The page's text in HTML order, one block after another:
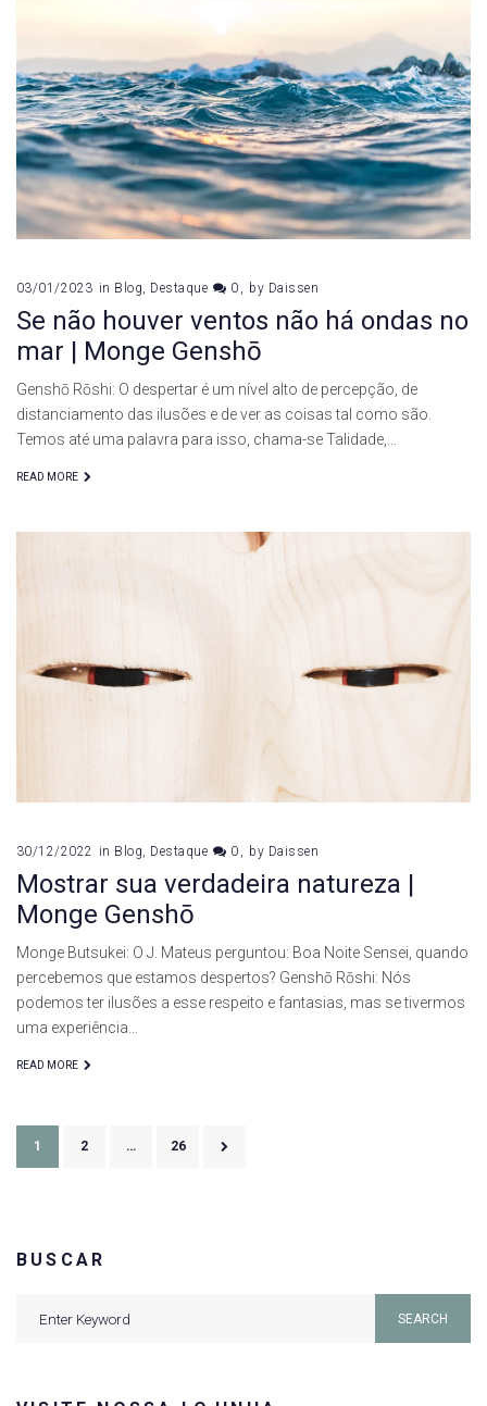
03/01/2023 in Blog Destaque 0 by Daissen
Se não houver ventos não há ondas no
mar | Monge Genshō
Genshō Rōshi: O despertar é um nível alto de percepção, de
distanciamento das ilusões e de ver as coisas tal como são.
Temos até uma palavra para isso, chama-se Talidade,…
READ MORE
30/12/2022 in Blog, Destaque 0 by Daissen
Mostrar sua verdadeira natureza |
Monge Genshō
Monge Butsukei: O J. Mateus perguntou: Boa Noite Sensei, quando
percebemos que estamos despertos? Genshō Rōshi: Nós
podemos ter ilusões a esse respeito e fantasias, mas se tivermos
uma experiência…
READ MORE
Paginação
de
1 2 … 26
BUSCAR
SEARCH